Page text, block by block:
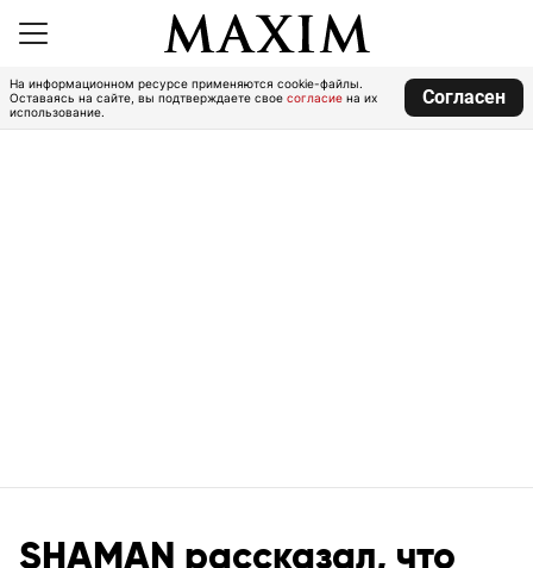
На информационном ресурсе применяются cookie-файлы.
Оставаясь на сайте, вы подтверждаете свое согласие на их
использование.
Согласен
SHAMAN рассказал, что